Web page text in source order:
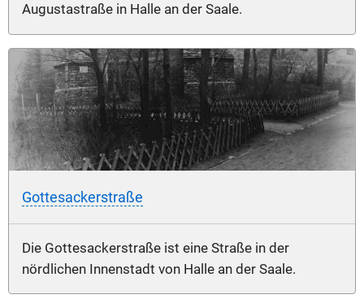
Augustastraße in Halle an der Saale.
Gottesackerstraße
Die Gottesackerstraße ist eine Straße in der
nördlichen Innenstadt von Halle an der Saale.